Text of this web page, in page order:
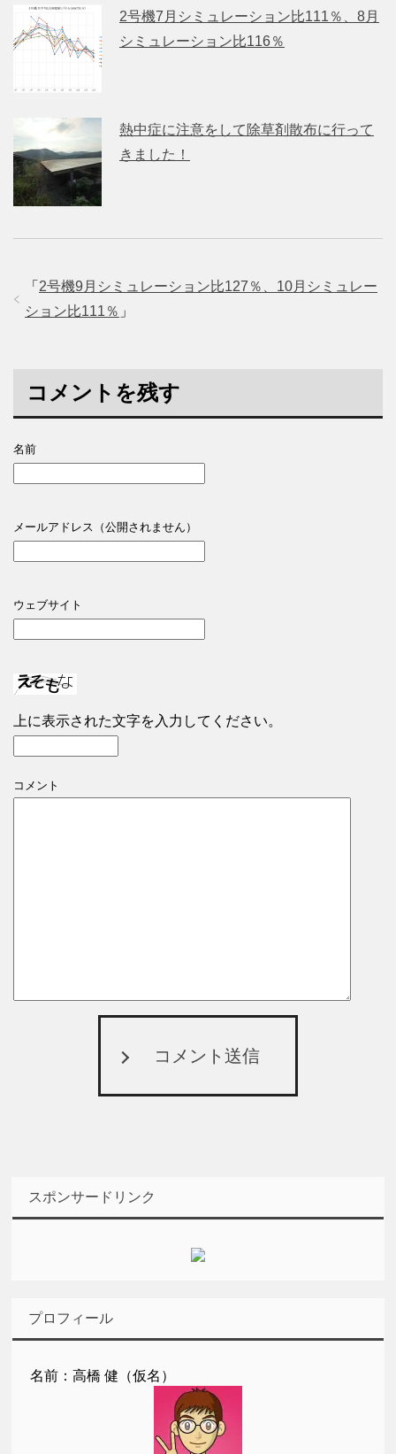
2号機7月シミュレーション比111％、8月
シミュレーション比116％
熱中症に注意をして除草剤散布に行って
きました！
「 2号機9月シミュレーション比127％、10月シミュレー
ション比111％ 」
コメントを残す
名前
メールアドレス（公開されません）
ウェブサイト
上に表示された文字を入力してください。
コメント
コメント送信
スポンサードリンク
プロフィール
名前：高橋 健（仮名）